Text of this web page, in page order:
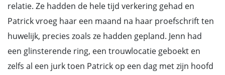
relatie. Ze hadden de hele tijd verkering gehad en
Patrick vroeg haar een maand na haar proefschrift ten
huwelijk, precies zoals ze hadden gepland. Jenn had
een glinsterende ring, een trouwlocatie geboekt en
zelfs al een jurk toen Patrick op een dag met zijn hoofd